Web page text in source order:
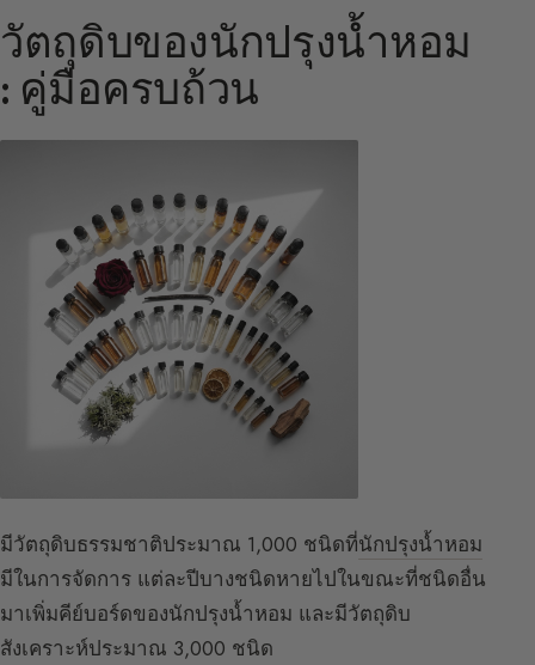
วัตถุดิบของนักปรุงน้ำหอม
: คู่มือครบถ้วน
มีวัตถุดิบธรรมชาติประมาณ 1,000 ชนิดที่นักปรุงน้ำหอม
มีในการจัดการ แต่ละปีบางชนิดหายไปในขณะที่ชนิดอื่น
มาเพิ่มคีย์บอร์ดของนักปรุงน้ำหอม และมีวัตถุดิบ
สังเคราะห์ประมาณ 3,000 ชนิด